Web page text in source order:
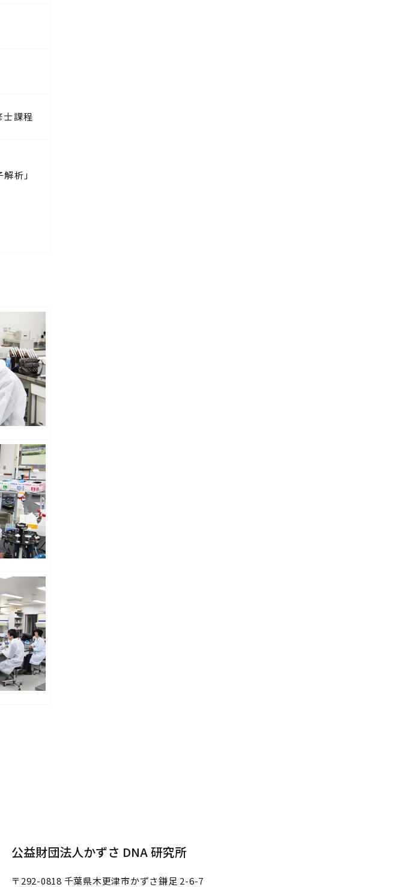
課程
析」
公益財団法人かずさ DNA 研究所
〒292-0818 千葉県木更津市かずさ鎌足 2-6-7